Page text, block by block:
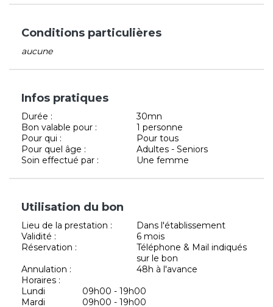
Conditions particulières
aucune
Infos pratiques
Durée :
30mn
Bon valable pour :
1 personne
Pour qui :
Pour tous
Pour quel âge :
Adultes - Seniors
Soin effectué par :
Une femme
Utilisation du bon
Lieu de la prestation :
Dans l'établissement
Validité :
6 mois
Réservation :
Téléphone & Mail indiqués
sur le bon
Annulation :
48h à l'avance
Horaires :
Lundi
09h00 - 19h00
Mardi
09h00 - 19h00